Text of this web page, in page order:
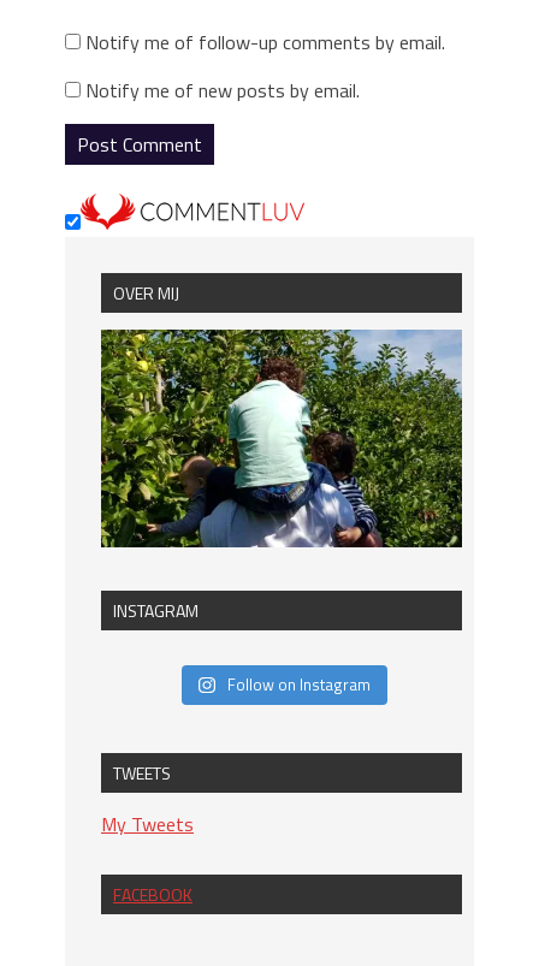
Notify me of follow-up comments by email.
Notify me of new posts by email.
OVER MIJ
INSTAGRAM
Follow on Instagram
TWEETS
My Tweets
FACEBOOK